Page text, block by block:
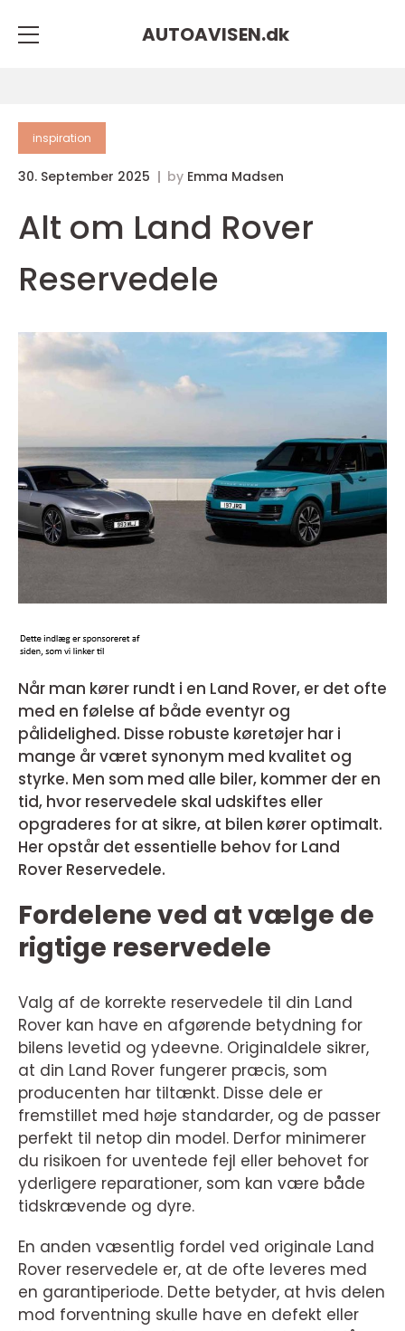
AUTOAVISEN.dk
inspiration
30. September 2025 by Emma Madsen
Alt om Land Rover
Reservedele
Når man kører rundt i en Land Rover, er det ofte
med en følelse af både eventyr og
pålidelighed. Disse robuste køretøjer har i
mange år været synonym med kvalitet og
styrke. Men som med alle biler, kommer der en
tid, hvor reservedele skal udskiftes eller
opgraderes for at sikre, at bilen kører optimalt.
Her opstår det essentielle behov for Land
Rover Reservedele.
Fordelene ved at vælge de
rigtige reservedele
Valg af de korrekte reservedele til din Land
Rover kan have en afgørende betydning for
bilens levetid og ydeevne. Originaldele sikrer,
at din Land Rover fungerer præcis, som
producenten har tiltænkt. Disse dele er
fremstillet med høje standarder, og de passer
perfekt til netop din model. Derfor minimerer
du risikoen for uventede fejl eller behovet for
yderligere reparationer, som kan være både
tidskrævende og dyre.
En anden væsentlig fordel ved originale Land
Rover reservedele er, at de ofte leveres med
en garantiperiode. Dette betyder, at hvis delen
mod forventning skulle have en defekt eller